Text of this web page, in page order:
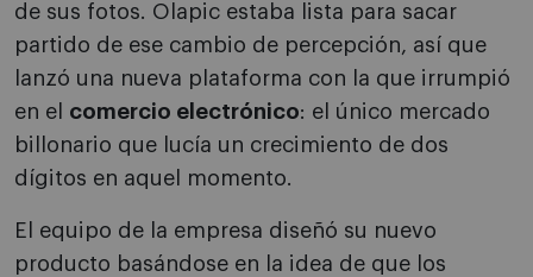
de sus fotos. Olapic estaba lista para sacar
partido de ese cambio de percepción, así que
lanzó una nueva plataforma con la que irrumpió
en el comercio electrónico: el único mercado
billonario que lucía un crecimiento de dos
dígitos en aquel momento.
El equipo de la empresa diseñó su nuevo
producto basándose en la idea de que los